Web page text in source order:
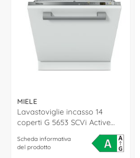
MIELE
Lavastoviglie incasso 14
coperti G 5653 SCVi Active
Scheda informativa
del prodotto